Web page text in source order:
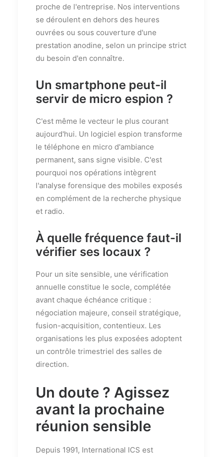
proche de l'entreprise. Nos interventions
se déroulent en dehors des heures
ouvrées ou sous couverture d'une
prestation anodine, selon un principe strict
du besoin d'en connaître.
Un smartphone peut-il
servir de micro espion ?
C'est même le vecteur le plus courant
aujourd'hui. Un logiciel espion transforme
le téléphone en micro d'ambiance
permanent, sans signe visible. C'est
pourquoi nos opérations intègrent
l'analyse forensique des mobiles exposés
en complément de la recherche physique
et radio.
À quelle fréquence faut-il
vérifier ses locaux ?
Pour un site sensible, une vérification
annuelle constitue le socle, complétée
avant chaque échéance critique :
négociation majeure, conseil stratégique,
fusion-acquisition, contentieux. Les
organisations les plus exposées adoptent
un contrôle trimestriel des salles de
direction.
Un doute ? Agissez
avant la prochaine
réunion sensible
Depuis 1991, International ICS est